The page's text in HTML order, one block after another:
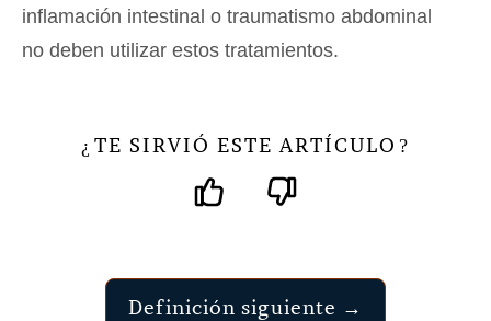
inflamación intestinal o traumatismo abdominal
no deben utilizar estos tratamientos.
¿ TE SIRVIÓ ESTE ARTÍCULO ?
Definición siguiente →